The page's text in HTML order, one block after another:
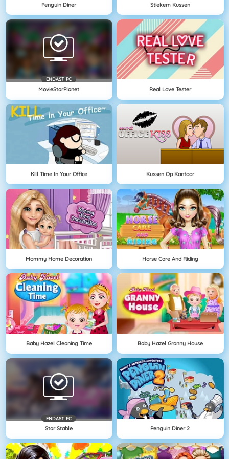
Penguin Diner Stiekem Kussen
ENDAST PC
MovieStarPlanet Real Love Tester
Kill Time In Your Office Kussen Op Kantoor
Mommy Home Decoration Horse Care And Riding
Baby Hazel Cleaning Time Baby Hazel Granny House
ENDAST PC
Star Stable Penguin Diner 2